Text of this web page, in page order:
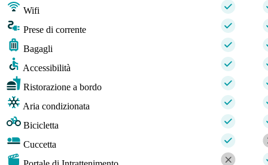
Wifi
Prese di corrente
Bagagli
Accessibilità
Ristorazione a bordo
Aria condizionata
Bicicletta
Cuccetta